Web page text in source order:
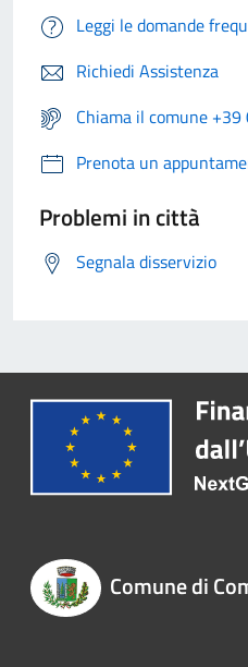
Leggi le domande
Richiedi Assistenza
Chiama il comune
Prenota un
Problemi in città
Segnala disservizio
Comune di